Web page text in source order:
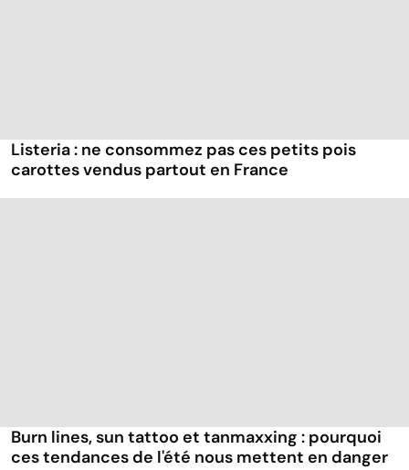
Listeria : ne consommez pas ces petits pois
carottes vendus partout en France
Burn lines, sun tattoo et tanmaxxing : pourquoi
ces tendances de l'été nous mettent en danger